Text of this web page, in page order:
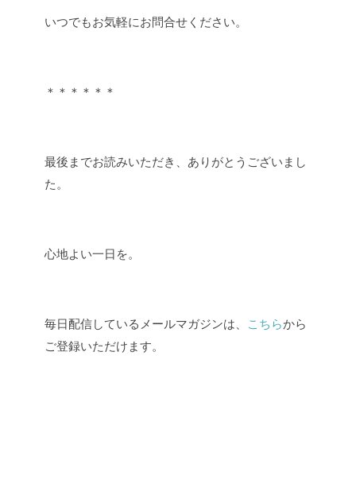
いつでもお気軽にお問合せください。
＊＊＊＊＊＊
最後までお読みいただき、ありがとうございまし
た。
心地よい一日を。
毎日配信しているメールマガジンは、 こちらから
ご登録いただけます。